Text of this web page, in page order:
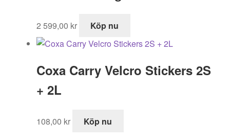
2 599,00 kr Köp nu
Coxa Carry Velcro Stickers 2S
+ 2L
108,00 kr Köp nu